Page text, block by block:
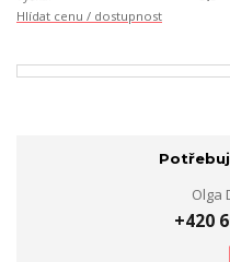
Hlídat cenu / dostupnost
Olga
+420